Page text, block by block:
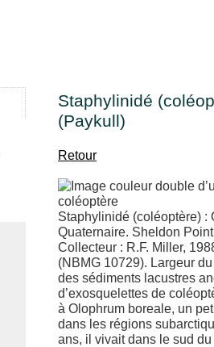
Staphylinidé
(Paykull)
Retour
Staphylinidé (coléoptère) :
Quaternaire. Sheldon
Collecteur : R.F. Miller,
(NBMG 10729). Largeur
des sédiments lacustres
d’exosquelettes de
à Olophrum boreale, un
dans les régions
ans, il vivait dans le sud